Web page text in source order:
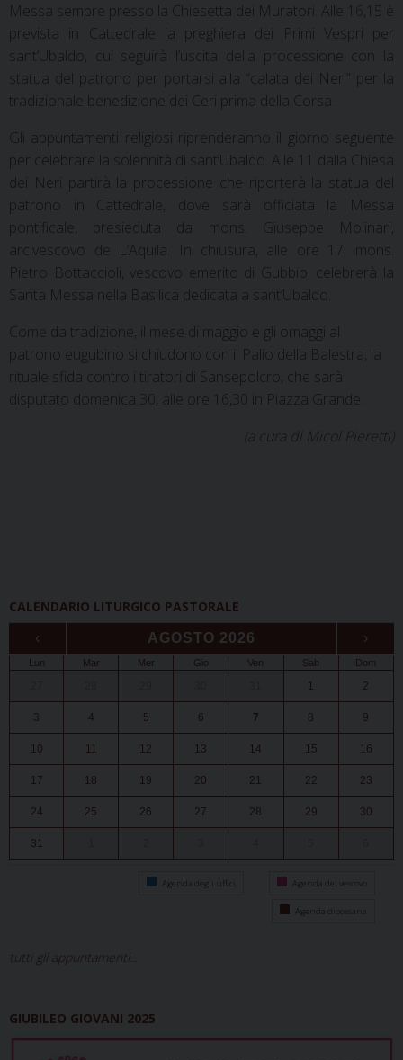
Messa sempre presso la Chiesetta dei Muratori. Alle 16,15 è
prevista in Cattedrale la preghiera dei Primi Vespri per
sant’Ubaldo, cui seguirà l’uscita della processione con la
statua del patrono per portarsi alla “calata dei Neri” per la
tradizionale benedizione dei Ceri prima della Corsa.
Gli appuntamenti religiosi riprenderanno il giorno seguente
per celebrare la solennità di sant’Ubaldo. Alle 11 dalla Chiesa
dei Neri partirà la processione che riporterà la statua del
patrono in Cattedrale, dove sarà officiata la Messa
pontificale, presieduta da mons. Giuseppe Molinari,
arcivescovo de L’Aquila. In chiusura, alle ore 17, mons.
Pietro Bottaccioli, vescovo emerito di Gubbio, celebrerà la
Santa Messa nella Basilica dedicata a sant’Ubaldo.
Come da tradizione, il mese di maggio e gli omaggi al
patrono eugubino si chiudono con il Palio della Balestra, la
rituale sfida contro i tiratori di Sansepolcro, che sarà
disputato domenica 30, alle ore 16,30 in Piazza Grande.
(a cura di Micol Pieretti)
CALENDARIO LITURGICO PASTORALE
‹ AGOSTO 2026 ›
Lun Mar Mer Gio Ven Sab Dom
1 2
3 4 5 6 7 8 9
10 11 12 13 14 15 16
17 18 19 20 21 22 23
24 25 26 27 28 29 30
31
Agenda degli uffici Agenda del vescovo
Agenda diocesana
tutti gli appuntamenti...
GIUBILEO GIOVANI 2025